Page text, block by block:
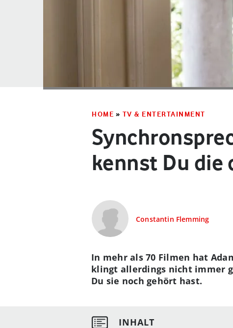
HOME » TV & ENTERTAINMENT
kennst Du die
Constantin Flemming
In mehr als 70 Filmen hat
klingt allerdings nicht immer
Du sie noch gehört hast.